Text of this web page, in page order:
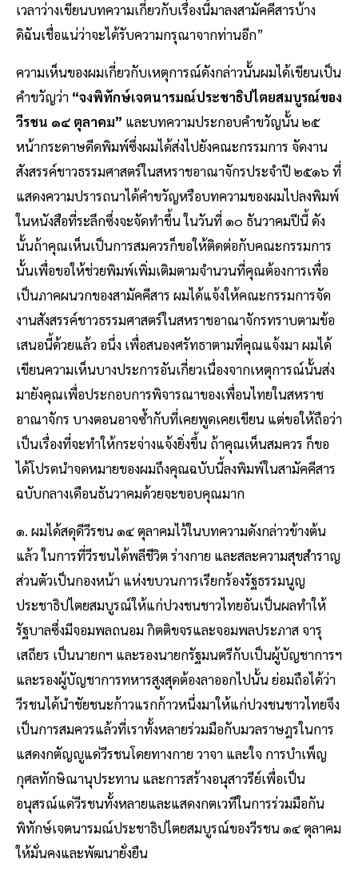
เวลาว่างเขียนบทความเกี่ยวกับเรื่องนี้มาลงสามัคคีสารบ้าง
ดิฉันเชื่อแน่ว่าจะได้รับความกรุณาจากท่านอีก”
ความเห็นของผมเกี่ยวกับเหตุการณ์ดังกล่าวนั้นผมได้เขียนเป็น
คําขวัญว่า “จงพิทักษ์เจตนารมณ์ประชาธิปไตยสมบูรณ์ของ
วีรชน ๑๔ ตุลาคม” และบทความประกอบคําขวัญนั้น ๒๕
หน้ากระดาษดีดพิมพ์ซึ่งผมได้ส่งไปยังคณะกรรมการ จัดงาน
สังสรรค์ชาวธรรมศาสตร์ในสหราชอาณาจักรประจําปี ๒๕๑๖ ที่
แสดงความปรารถนาได้คําขวัญหรือบทความของผมไปลงพิมพ์
ในหนังสือที่ระลึกซึ่งจะจัดทําขึ้น ในวันที่ ๑๐ ธันวาคมปีนี้ ดัง
นั้นถ้าคุณเห็นเป็นการสมควรก็ขอให้ติดต่อกับคณะกรรมการ
นั้นเพื่อขอให้ช่วยพิมพ์เพิ่มเติมตามจํานวนที่คุณต้องการเพื่อ
เป็นภาคผนวกของสามัคคีสาร ผมได้แจ้งให้คณะกรรมการจัด
งานสังสรรค์ชาวธรรมศาสตร์ในสหราชอาณาจักรทราบตามข้อ
เสนอนี้ด้วยแล้ว อนึ่ง เพื่อสนองศรัทธาตามที่คุณแจ้งมา ผมได้
เขียนความเห็นบางประการอันเกี่ยวเนื่องจากเหตุการณ์นั้นส่ง
มายังคุณเพื่อประกอบการพิจารณาของเพื่อนไทยในสหราช
อาณาจักร บางตอนอาจซ้ำกับที่เคยพูดเคยเขียน แต่ขอให้ถือว่า
เป็นเรื่องที่จะทําให้กระจ่างแจ้งยิ่งขึ้น ถ้าคุณเห็นสมควร ก็ขอ
ได้โปรดนําจดหมายของผมถึงคุณฉบับนี้ลงพิมพ์ในสามัคคีสาร
ฉบับกลางเดือนธันวาคมด้วยจะขอบคุณมาก
๑. ผมได้สดุดีวีรชน ๑๔ ตุลาคมไว้ในบทความดังกล่าวข้างต้น
แล้ว ในการที่วีรชนได้พลีชีวิต ร่างกาย และสละความสุขสําราญ
ส่วนตัวเป็นกองหน้า แห่งขบวนการเรียกร้องรัฐธรรมนูญ
ประชาธิปไตยสมบูรณ์ให้แก่ปวงชนชาวไทยอันเป็นผลทําให้
รัฐบาลซึ่งมีจอมพลถนอม กิตติขจรและจอมพลประภาส จารุ
เสถียร เป็นนายกฯ และรองนายกรัฐมนตรีกับเป็นผู้บัญชาการฯ
และรองผู้บัญชาการทหารสูงสุดต้องลาออกไปนั้น ย่อมถือได้ว่า
วีรชนได้นําชัยชนะก้าวแรกก้าวหนึ่งมาให้แก่ปวงชนชาวไทยจึง
เป็นการสมควรแล้วที่เราทั้งหลายร่วมมือกับมวลราษฎรในการ
แสดงกตัญญูแด่วีรชนโดยทางกาย วาจา และใจ การบําเพ็ญ
กุศลทักษิณานุประทาน และการสร้างอนุสาวรีย์เพื่อเป็น
อนุสรณ์แด่วีรชนทั้งหลายและแสดงกตเวทีในการร่วมมือกัน
พิทักษ์เจตนารมณ์ประชาธิปไตยสมบูรณ์ของวีรชน ๑๔ ตุลาคม
ให้มั่นคงและพัฒนายั่งยืน